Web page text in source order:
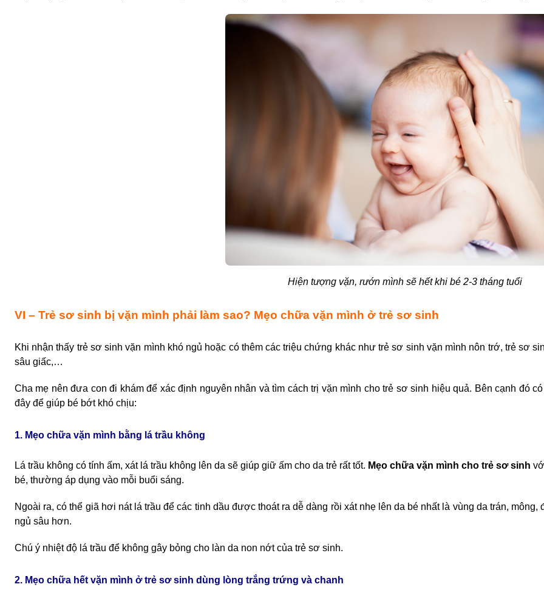
Hiện tượng vặn, rướn mình sẽ hết khi bé 2-3 tháng tuổi
VI – Trẻ sơ sinh bị vặn mình phải làm sao? Mẹo chữa vặn mình ở trẻ sơ sinh
Khi nhận thấy trẻ sơ sinh vặn mình khó ngủ hoặc có thêm các triệu chứng khác nhưtrẻ sơ sinh vặn mình nôn trớ, trẻ sơ
sâu giấc,…
Cha mẹ nên đưa con đi khám để xác định nguyên nhân và tìm cách trị vặn mình cho trẻ sơ sinh hiệu quả. Bên cạnh đó
đây để giúp bé bớt khó chịu:
1. Mẹo chữa vặn mình bằng lá trầu không
Lá trầu không có tính ấm, xát lá trầu không lên da sẽ giúp giữ ấm cho da trẻ rất tốt. Mẹo chữa vặn mình cho trẻ sơ sinh
bé, thường áp dụng vào mỗi buổi sáng.
Ngoài ra, có thể giã hơi nát lá trầu để các tinh dầu được thoát ra dễ dàng rồi xát nhẹ lên da bé nhất là vùng da trán, mông,
ngủ sâu hơn.
Chú ý nhiệt độ lá trầu để không gây bỏng cho làn da non nớt của trẻ sơ sinh.
2. Mẹo chữa hết vặn mình ở trẻ sơ sinh dùng lòng trắng trứng và chanh